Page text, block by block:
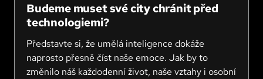
Budeme muset své city chránit před
technologiemi?
Představte si, že umělá inteligence dokáže
naprosto přesně číst naše emoce. Jak by to
změnilo náš každodenní život, naše vztahy i osobní